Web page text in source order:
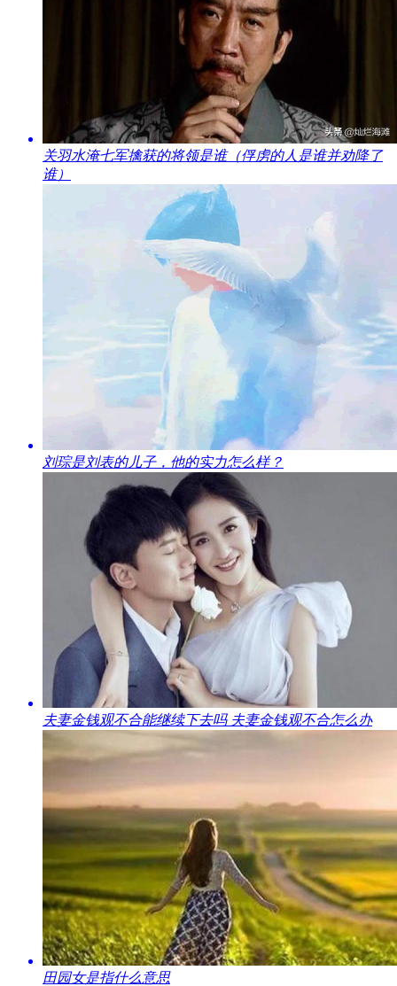
​关羽水淹七军擒获的将领是谁（俘虏的人是谁并劝降了
谁）
​刘琮是刘表的儿子，他的实力怎么样？
​夫妻金钱观不合能继续下去吗 夫妻金钱观不合怎么办
​田园女是指什么意思